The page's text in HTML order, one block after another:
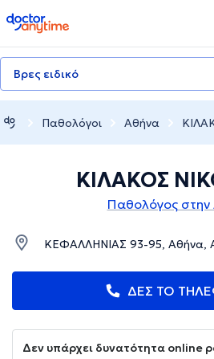
doctoranytime
Βρες ειδικό
Παθολόγοι Αθήνα
ΚΙΛΑΚΟΣ
Παθολόγος στην
ΚΕΦΑΛΛΗΝΙΑΣ 93-95, Αθήνα,
ΔΕΣ ΤΟ
Δεν υπάρχει δυνατότητα online